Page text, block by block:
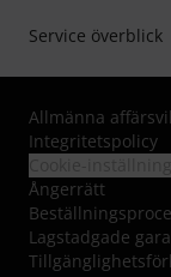
Service överblick
Allmänna
Integritetspolicy
Ångerrätt
Lagstadgade